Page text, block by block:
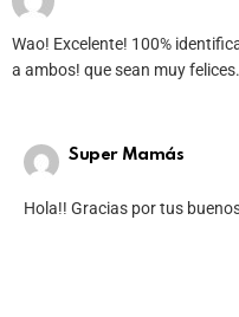
Wao! Excelente! 100%
a ambos! que sean muy
Super Mamás
Hola!! Gracias por tus